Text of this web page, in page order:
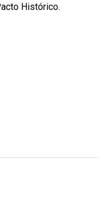
Histórico.